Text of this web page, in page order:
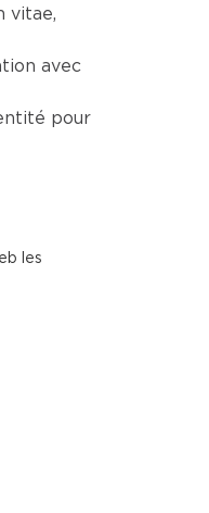
vitae,
avec
pour
les